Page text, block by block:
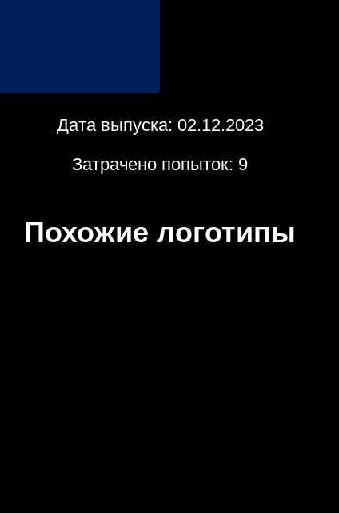
Дата выпуска: 02.12.2023
Затрачено попыток: 9
Похожие логотипы